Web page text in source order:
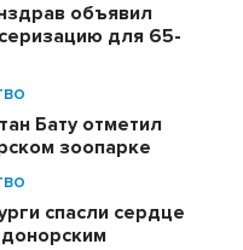
объявил
для 65-
Бату отметил
зоопарке
спасли сердце